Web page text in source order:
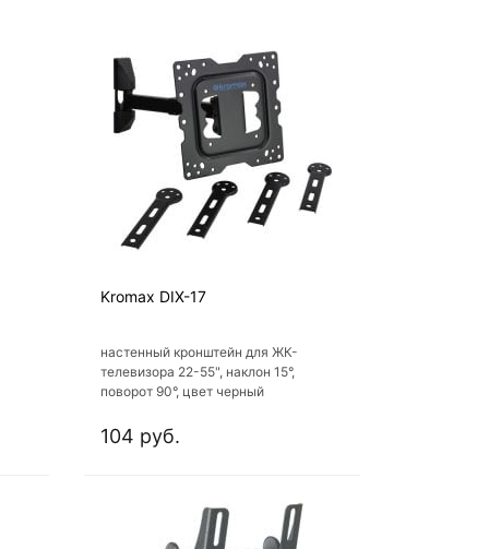
Kromax DIX-17
настенный кронштейн для ЖК-
телевизора 22-55", наклон 15°,
поворот 90°, цвет черный
104 руб.